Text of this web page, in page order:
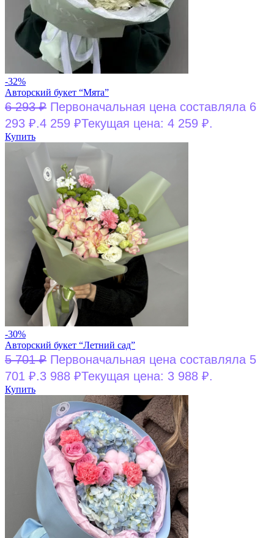
-32%
Авторский букет “Мята”
6 293₽ Первоначальная цена составляла 6
293 ₽.4 259 ₽Текущая цена: 4 259 ₽.
Купить
-30%
Авторский букет “Летний сад”
5 701₽ Первоначальная цена составляла 5
701 ₽.3 988 ₽Текущая цена: 3 988 ₽.
Купить